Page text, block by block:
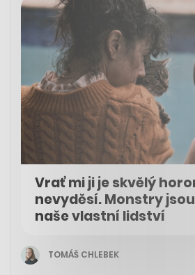
Vrať mi ji je skvělý
nevyděsí. Monstry
naše vlastní lidství
TOMÁŠ CHLEBEK